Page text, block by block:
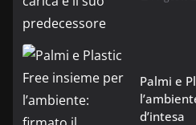
Palmi e
d’intesa